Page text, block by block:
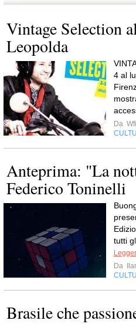
Vintage Selection
Leopolda
4 al
Da
Anteprima: "La
Federico Toninelli
tutti
Da
Brasile che